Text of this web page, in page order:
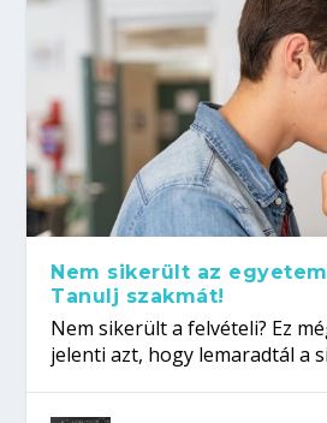
Nem sikerült az
Tanulj szakmát!
Nem sikerült a felvételi? Ez
jelenti azt, hogy lemaradtál a